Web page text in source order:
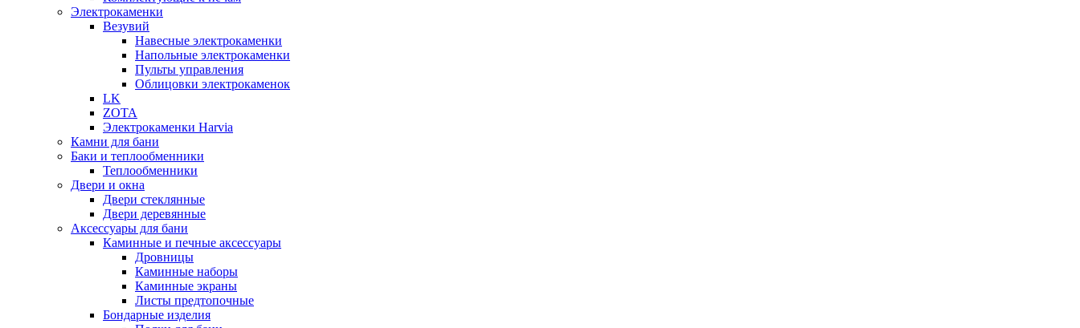
Электрокаменки
Везувий
Навесные электрокаменки
Напольные электрокаменки
Пульты управления
Облицовки электрокаменок
LK
ZOTA
Электрокаменки Harvia
Камни для бани
Баки и теплообменники
Теплообменники
Двери и окна
Двери стеклянные
Двери деревянные
Аксессуары для бани
Каминные и печные аксессуары
Дровницы
Каминные наборы
Каминные экраны
Листы предтопочные
Бондарные изделия